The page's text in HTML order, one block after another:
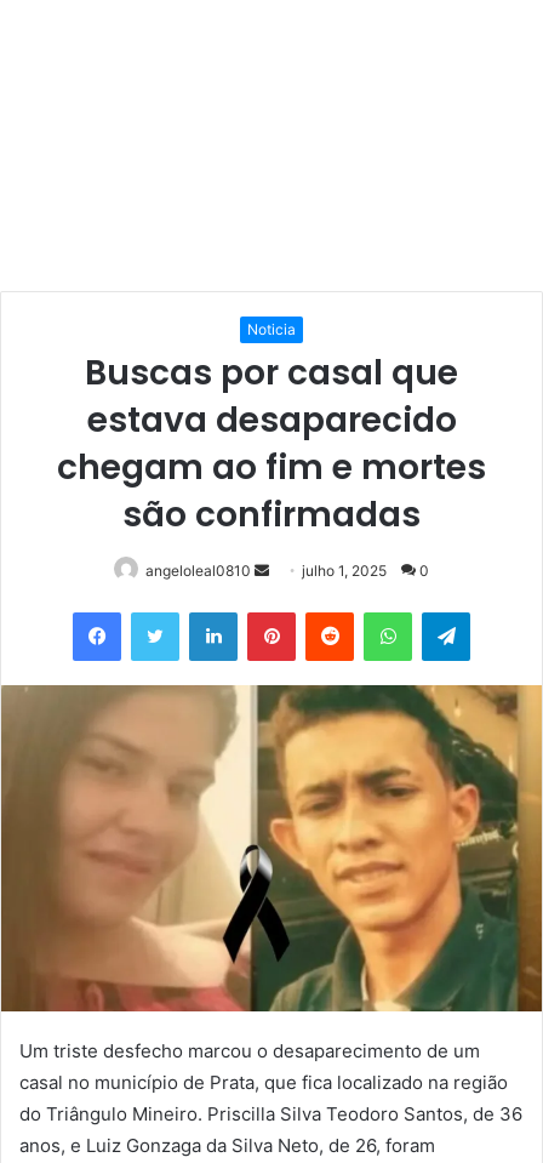
Noticia
Buscas por casal que
estava desaparecido
chegam ao fim e mortes
são confirmadas
angeloleal0810
Mande
e-
mail
julho 1, 2025 0
FacebookTwitter LinkedinPinterestReddit WhatsAppTelegram
Um triste desfecho marcou o desaparecimento de um
casal no município de Prata, que fica localizado na região
do Triângulo Mineiro. Priscilla Silva Teodoro Santos, de 36
anos, e Luiz Gonzaga da Silva Neto, de 26, foram